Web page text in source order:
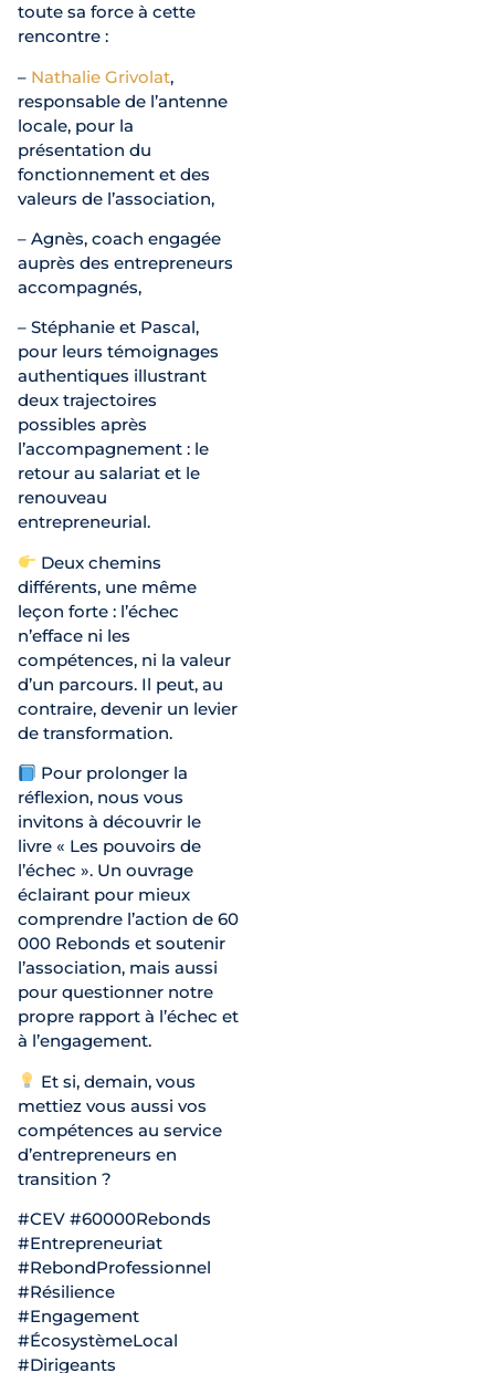
toute sa force à cette
rencontre :
– Nathalie Grivolat,
responsable de l’antenne
locale, pour la
présentation du
fonctionnement et des
valeurs de l’association,
– Agnès, coach engagée
auprès des entrepreneurs
accompagnés,
– Stéphanie et Pascal,
pour leurs témoignages
authentiques illustrant
deux trajectoires
possibles après
l’accompagnement : le
retour au salariat et le
renouveau
entrepreneurial.
Deux chemins
différents, une même
leçon forte : l’échec
n’efface ni les
compétences, ni la valeur
d’un parcours. Il peut, au
contraire, devenir un levier
de transformation.
Pour prolonger la
réflexion, nous vous
invitons à découvrir le
livre « Les pouvoirs de
l’échec ». Un ouvrage
éclairant pour mieux
comprendre l’action de 60
000 Rebonds et soutenir
l’association, mais aussi
pour questionner notre
propre rapport à l’échec et
à l’engagement.
Et si, demain, vous
mettiez vous aussi vos
compétences au service
d’entrepreneurs en
transition ?
#CEV #60000Rebonds
#Entrepreneuriat
#RebondProfessionnel
#Résilience
#Engagement
#ÉcosystèmeLocal
#Dirigeants